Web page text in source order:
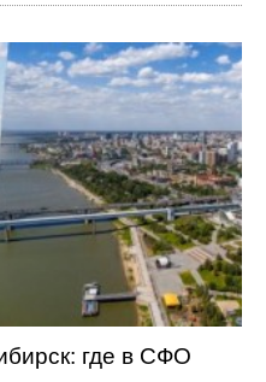
где в СФО